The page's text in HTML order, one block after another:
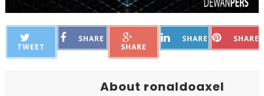
TWEET
SHARE
SHARE
SHARE SHARE
About ronaldoaxel